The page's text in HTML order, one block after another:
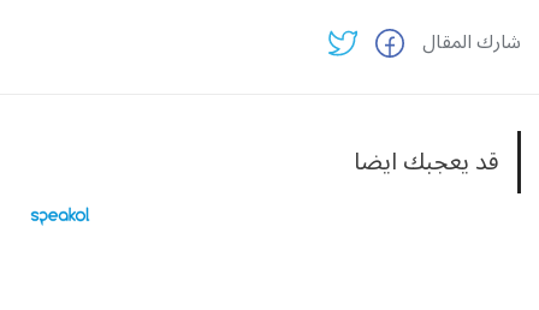
شارك المقال
قد يعجبك ايضا